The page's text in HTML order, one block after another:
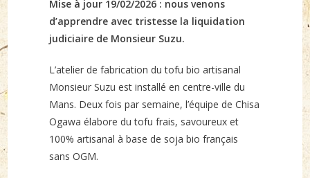
Mise à jour 19/02/2026 : nous venons
d’apprendre avec tristesse la liquidation
judiciaire de Monsieur Suzu.
L’atelier de fabrication du tofu bio artisanal
Monsieur Suzu est installé en centre-ville du
Mans. Deux fois par semaine, l’équipe de Chisa
Ogawa élabore du tofu frais, savoureux et
100% artisanal à base de soja bio français
sans OGM.